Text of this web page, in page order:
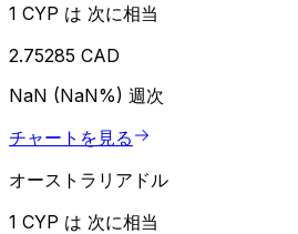
1 CYP は 次に相当
2.75285 CAD
NaN (NaN%) 週次
チャートを見る
オーストラリアドル
1 CYP は 次に相当